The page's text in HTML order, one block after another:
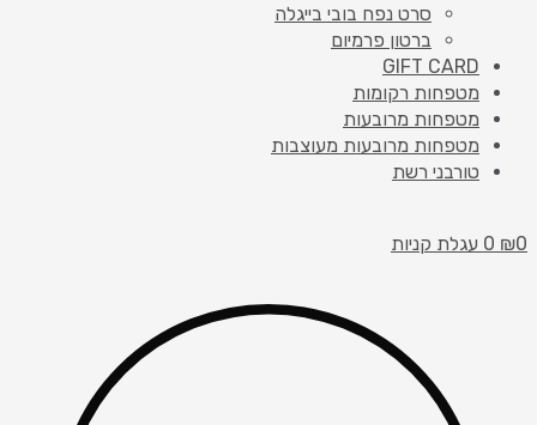
סרט נפח בובי בייגלה
ברטון פרמיום
GIFT CARD
מטפחות רקומות
מטפחות מרובעות
מטפחות מרובעות מעוצבות
טורבני רשת
₪0
0 עגלת קניות